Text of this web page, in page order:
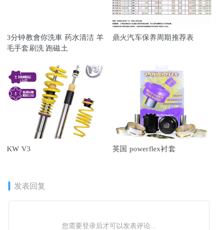
3分钟教會你洗車 药水清洁 羊
毛手套刷洗 跑磁土
鼎火汽车保养周期推荐表
KW V3 英国 powerflex衬套
发表回复
您需要登录后才可以发表评论...